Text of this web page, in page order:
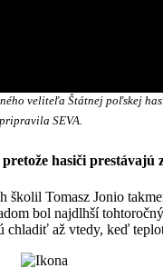
veliteľa Štátnej poľskej
SEVA.
hasiči prestávajú
školil Tomasz Jonio
bol najdlhší
až vtedy, keď